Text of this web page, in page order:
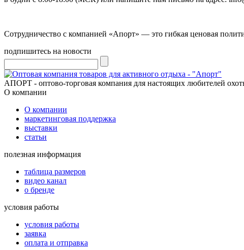
Сотрудничество с компанией «Апорт» — это гибкая ценовая
подпишитесь на новости
АПОРТ - оптово-торговая компания для настоящих любителей
О компании
О компании
маркетинговая поддержка
выставки
статьи
полезная информация
таблица размеров
видео канал
о бренде
условия работы
условия работы
заявка
оплата и отправка